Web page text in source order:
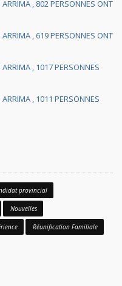
, 802 PERSONNES ONT
, 619 PERSONNES ONT
, 1017 PERSONNES
, 1011 PERSONNES
provincial
Nouvelles
Réunification Familiale